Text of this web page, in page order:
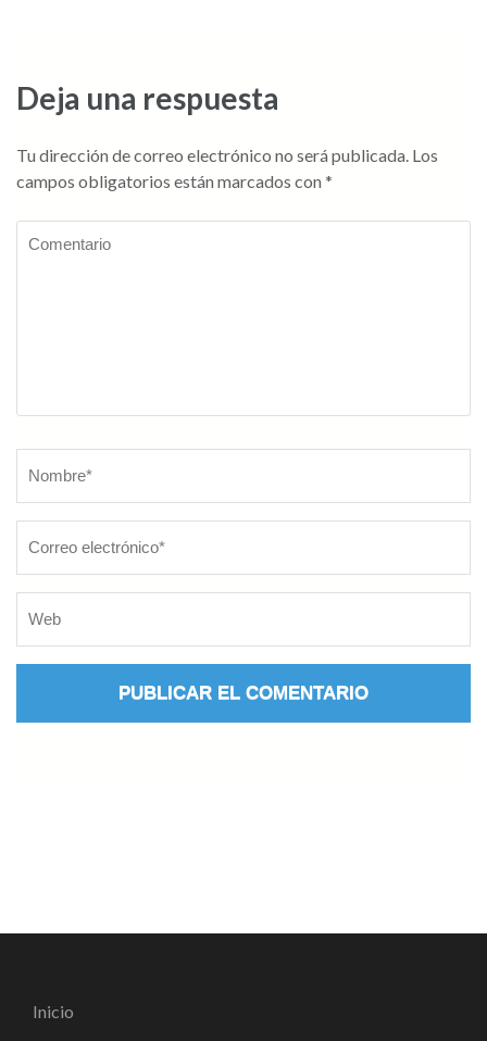
Deja una respuesta
Tu dirección de correo electrónico no será publicada. Los
campos obligatorios están marcados con *
Inicio